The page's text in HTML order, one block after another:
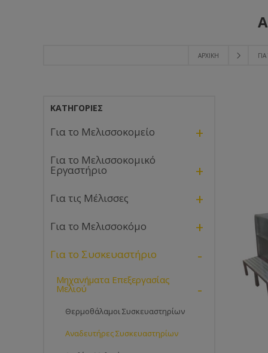
ΑΡΧΙΚΉ
ΚΑΤΗΓΟΡΊΕΣ
Για το Μελισσοκομείο +
Για το Μελισσοκομικό
Εργαστήριο +
Για τις Μέλισσες +
Για το Μελισσοκόμο +
Για το Συσκευαστήριο -
Μηχανήματα Επεξεργασίας
Μελιού -
Θερμοθάλαμοι Συσκευαστηρίων
Αναδευτήρες Συσκευαστηρίων